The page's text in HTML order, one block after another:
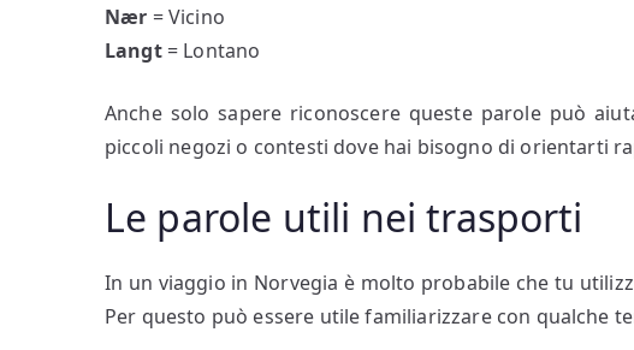
Nær = Vicino
Langt= Lontano
Anche solo sapere riconoscere queste parole può
piccoli negozi o contesti dove hai bisogno di orientarti
Le parole utili nei trasporti
In un viaggio in Norvegia è molto probabile che tu
Per questo può essere utile familiarizzare con qualche